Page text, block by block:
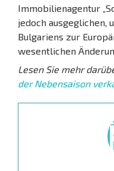
Immobilienagentur
jedoch ausgeglichen,
Bulgariens zur
wesentlichen
Lesen Sie mehr
der Nebensaison